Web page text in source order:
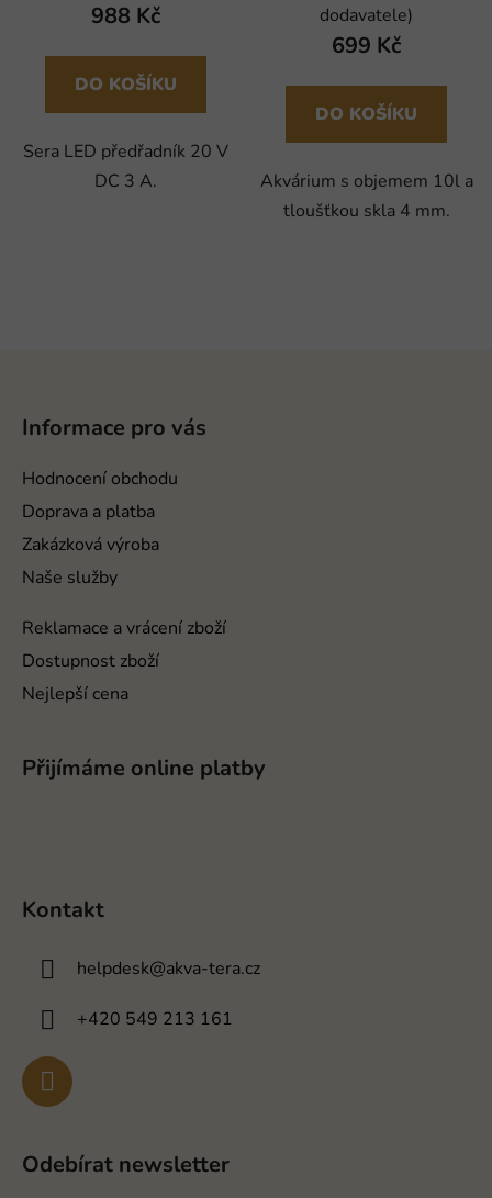
988 Kč
DO KOŠÍKU
Sera LED předřadník 20 V
DC 3 A.
dodavatele)
699 Kč
DO KOŠÍKU
Akvárium s objemem 10l a
tloušťkou skla 4 mm.
Informace pro vás
Hodnocení obchodu
Doprava a platba
Zakázková výroba
Naše služby
Reklamace a vrácení zboží
Dostupnost zboží
Nejlepší cena
Přijímáme online platby
Kontakt
helpdesk@akva-tera.cz
+420 549 213 161
Odebírat newsletter